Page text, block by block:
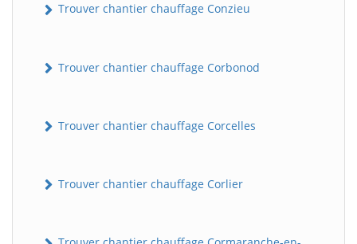
Trouver chantier chauffage Conzieu
Trouver chantier chauffage Corbonod
Trouver chantier chauffage Corcelles
Trouver chantier chauffage Corlier
BatiWebPro